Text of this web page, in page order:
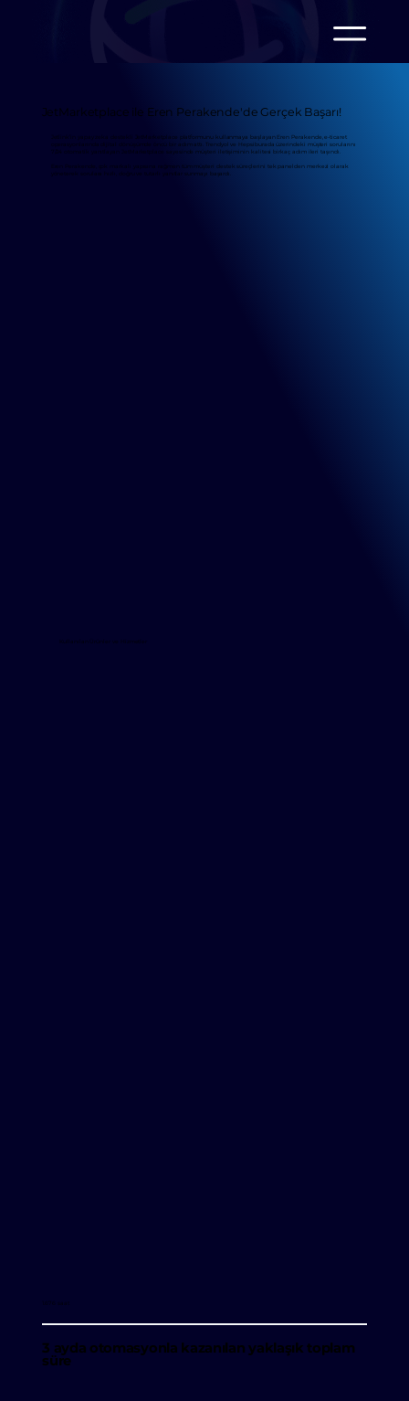
3 ayda otomasyonla kazanılan yaklaşık toplam
süre
JetMarketplace ile Eren Perakende'de Gerçek Başarı!
Jetlink’in yapay zeka destekli JetMarketplace platformunu kullanmaya başlayan Eren Perakende, e-ticaret
operasyonlarında dijital dönüşümde öncü bir adım attı. Trendyol ve Hepsiburada üzerindeki müşteri sorularını
7/24 otomatik yanıtlayan JetMarketplace sayesinde müşteri iletişiminin kalitesi birkaç adım ileri taşındı.
Eren Perakende, çok markalı yapısına rağmen tüm müşteri destek süreçlerini tek panelden merkezi olarak
yöneterek sorulara hızlı, doğru ve tutarlı yanıtlar sunmayı başardı.